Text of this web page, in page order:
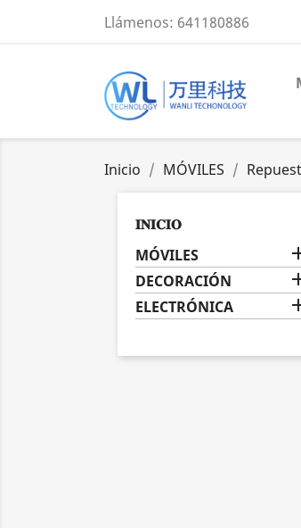
Llámenos: 641180886
Inicio MÓVILES
𝐈𝐍𝐈𝐂𝐈𝐎
MÓVILES
DECORACIÓN
ELECTRÓNICA